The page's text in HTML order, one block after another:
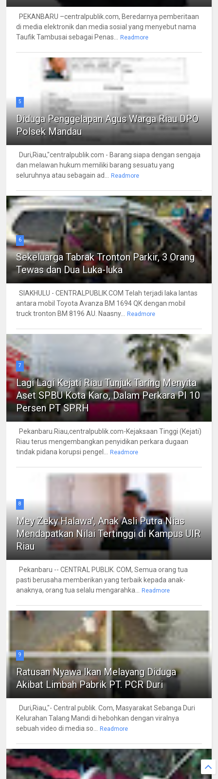
PEKANBARU –centralpublik.com, Beredarnya pemberitaan
di media elektronik dan media sosial yang menyebut nama
Taufik Tambusai sebagai Penas...
Readmore
5
Diduga Penggelapan Agus Warga Riau DPO
Polsek Mandau
Duri,Riau,"centralpublik.com - Barang siapa dengan sengaja
dan melawan hukum memiliki barang sesuatu yang
seluruhnya atau sebagain ad...
Readmore
6
Sekeluarga Tabrak Tronton Parkir, 3 Orang
Tewas dan Dua Luka-luka
SIAKHULU - CENTRALPUBLIK.COM Telah terjadi laka lantas
antara mobil Toyota Avanza BM 1694 QK dengan mobil
truck tronton BM 8196 AU. Naasny...
Readmore
7
Lagi Lagi Kejati Riau Tunjuk Taring Menyita
Aset SPBU Kota Karo, Dalam Perkara PI 10
Persen PT SPRH
Pekanbaru.Riau,centralpublik.com-Kejaksaan Tinggi (Kejati)
Riau terus mengembangkan penyidikan perkara dugaan
tindak pidana korupsi pengel...
Readmore
8
Mey Zeky Halawa', Anak Asli Putra Nias
Mendapatkan Nilai Tertinggi di Kampus UIR
Riau
Pekanbaru -- CENTRAL PUBLIK. COM, Semua orang tua
pasti berusaha memberikan yang terbaik kepada anak-
anaknya, orang tua selalu mengarahka...
Readmore
9
Ratusan Nyawa Ikan Melayang Diduga
Akibat Limbah Pabrik PT. PCR Duri
Duri,Riau,"- Central publik. Com, Masyarakat Sebanga Duri
Kelurahan Talang Mandi di hebohkan dengan viralnya
sebuah video di media so...
Readmore